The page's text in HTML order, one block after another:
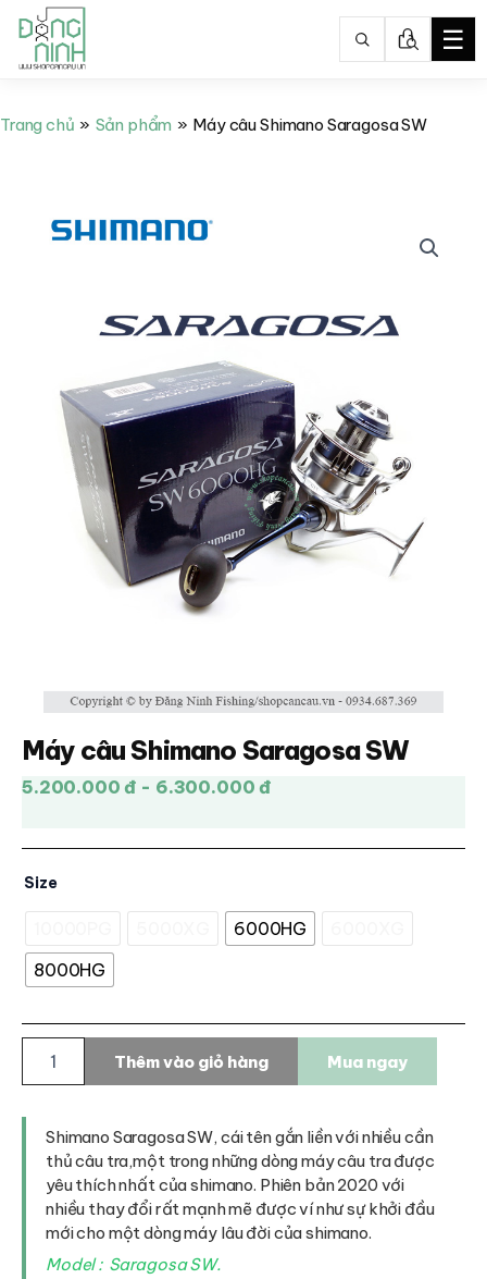
tới
☰
Trang chủ Sản phẩm Máy câu Shimano Saragosa SW
Máy câu Shimano Saragosa SW
5.200.000 đ - 6.300.000 đ
Size
6000HG
8000HG
Shimano
Saragosa
lượng
Thêm vào giỏ hàng Mua ngay
Shimano Saragosa SW, cái tên gắn liền với nhiều cần
thủ câu tra,một trong những dòng máy câu tra được
yêu thích nhất của shimano. Phiên bản 2020 với
nhiều thay đổi rất mạnh mẽ được ví như sự khởi đầu
mới cho một dòng máy lâu đời của shimano.
Model : Saragosa SW.